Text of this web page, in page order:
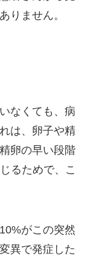
りません。
なくても、病
は、卵子や精
卵の早い段階
るためで、こ
がこの突然
異で発症した